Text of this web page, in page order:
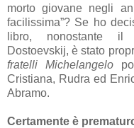
morto giovane negli
facilissima”? Se ho
libro, nonostante il
Dostoevskij, è stato
fratelli Michelangelo
Cristiana, Rudra ed
Abramo.
Certamente è